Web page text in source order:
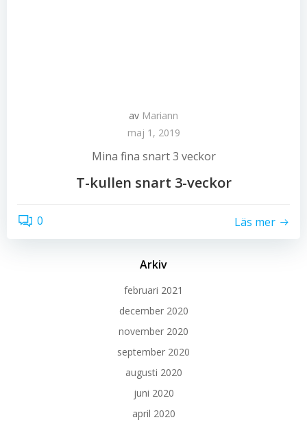
av Mariann
maj 1, 2019
Mina fina snart 3 veckor
T-kullen snart 3-veckor
0 Läs mer
Arkiv
februari 2021
december 2020
november 2020
september 2020
augusti 2020
juni 2020
april 2020